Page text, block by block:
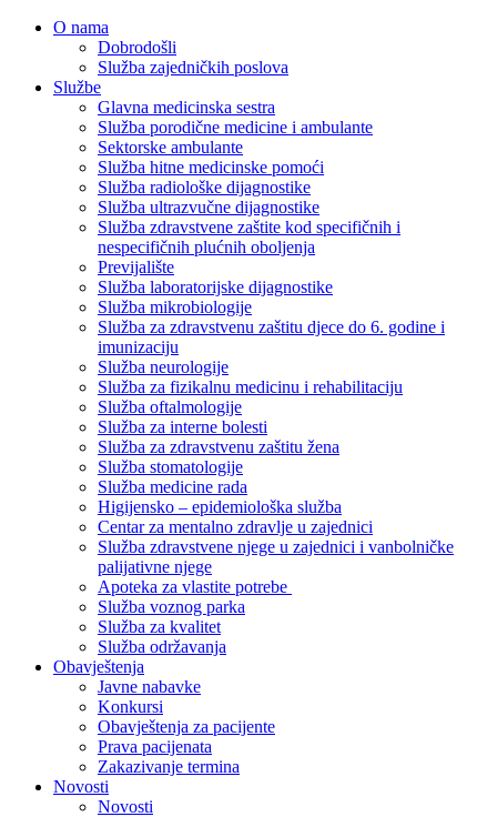
O nama
Dobrodošli
Služba zajedničkih poslova
Službe
Glavna medicinska sestra
Služba porodične medicine i ambulante
Sektorske ambulante
Služba hitne medicinske pomoći
Služba radiološke dijagnostike
Služba ultrazvučne dijagnostike
Služba zdravstvene zaštite kod specifičnih i
nespecifičnih plućnih oboljenja
Previjalište
Služba laboratorijske dijagnostike
Služba mikrobiologije
Služba za zdravstvenu zaštitu djece do 6. godine i
imunizaciju
Služba neurologije
Služba za fizikalnu medicinu i rehabilitaciju
Služba oftalmologije
Služba za interne bolesti
Služba za zdravstvenu zaštitu žena
Služba stomatologije
Služba medicine rada
Higijensko – epidemiološka služba
Centar za mentalno zdravlje u zajednici
Služba zdravstvene njege u zajednici i vanbolničke
palijativne njege
Apoteka za vlastite potrebe
Služba voznog parka
Služba za kvalitet
Služba održavanja
Obavještenja
Javne nabavke
Konkursi
Obavještenja za pacijente
Prava pacijenata
Zakazivanje termina
Novosti
Novosti